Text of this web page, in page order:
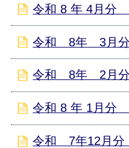
令和 8 年 4月分
令和 8年 3月
令和 8年 2月
令和 8 年 1月分
令和 7年12月